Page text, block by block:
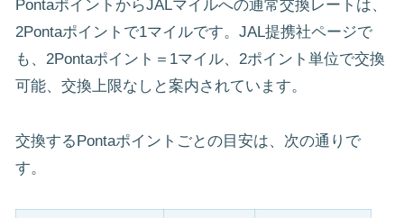
PontaポイントからJALマイルへの通常交換レートは、
2Pontaポイントで1マイルです。JAL提携社ページで
も、2Pontaポイント＝1マイル、2ポイント単位で交換
可能、交換上限なしと案内されています。
交換するPontaポイントごとの目安は、次の通りで
す。